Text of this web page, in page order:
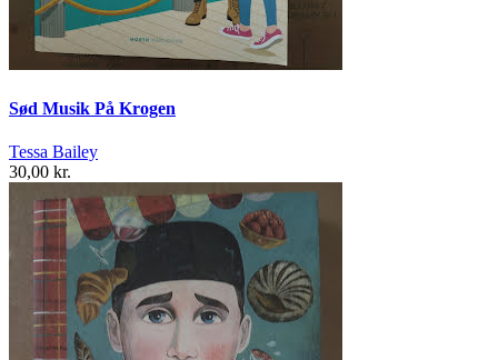
Sød Musik På Krogen
Tessa Bailey
30,00 kr.